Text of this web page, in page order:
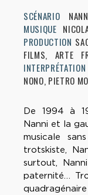
SCÉNARIO
MUSIQUE
PRODUCTION
FILMS, ARTE
INTERPRÉTATION
NONO, PIETRO
De 1994 à
Nanni et la
musicale
trotskiste,
surtout,
paternité…